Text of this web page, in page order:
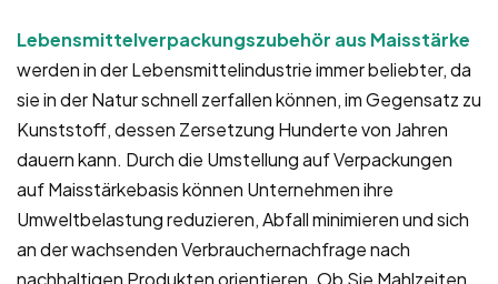
Lebensmittelverpackungszubehör aus Maisstärke
werden in der Lebensmittelindustrie immer beliebter, da
sie in der Natur schnell zerfallen können, im Gegensatz zu
Kunststoff, dessen Zersetzung Hunderte von Jahren
dauern kann. Durch die Umstellung auf Verpackungen
auf Maisstärkebasis können Unternehmen ihre
Umweltbelastung reduzieren, Abfall minimieren und sich
an der wachsenden Verbrauchernachfrage nach